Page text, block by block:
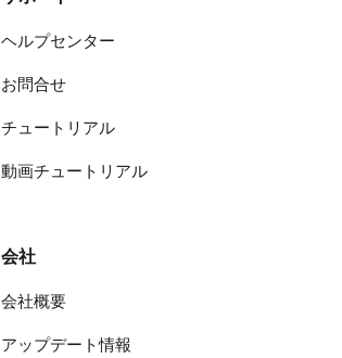
ヘルプセンター
お問合せ
チュートリアル
動画チュートリアル
会社
会社概要
アップデート情報